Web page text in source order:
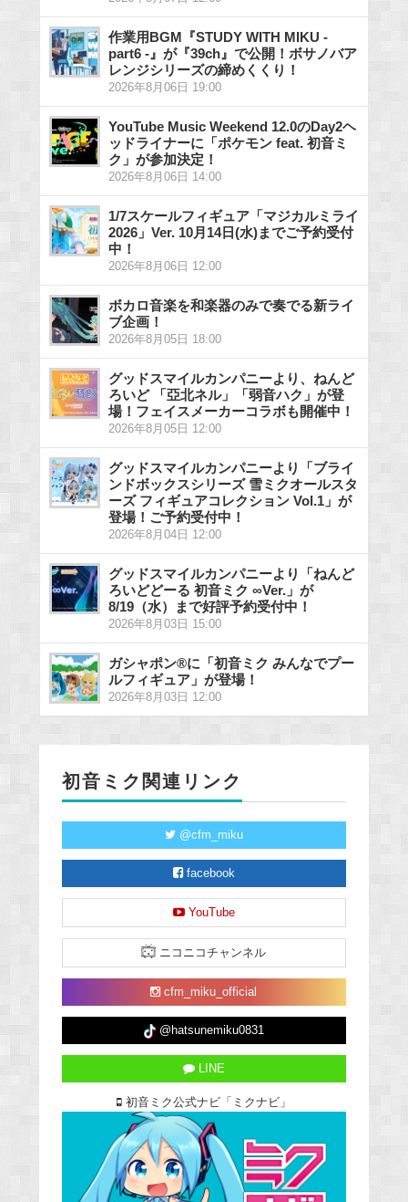
作業用BGM『STUDY WITH MIKU -
part6 -』が『39ch』で公開！ボサノバア
レンジシリーズの締めくくり！
2026年8月06日 19:00
YouTube Music Weekend 12.0のDay2ヘ
ッドライナーに「ポケモン feat. 初音ミ
ク」が参加決定！
2026年8月06日 14:00
1/7スケールフィギュア「マジカルミライ
2026」Ver. 10月14日(水)までご予約受付
中！
2026年8月06日 12:00
ボカロ音楽を和楽器のみで奏でる新ライ
ブ企画！
2026年8月05日 18:00
グッドスマイルカンパニーより、ねんど
ろいど 「亞北ネル」「弱音ハク」が登
場！フェイスメーカーコラボも開催中！
2026年8月05日 12:00
グッドスマイルカンパニーより「ブライ
ンドボックスシリーズ 雪ミクオールスタ
ーズ フィギュアコレクション Vol.1」が
登場！ご予約受付中！
2026年8月04日 12:00
グッドスマイルカンパニーより「ねんど
ろいどどーる 初音ミク ∞Ver.」が
8/19（水）まで好評予約受付中！
2026年8月03日 15:00
ガシャポン®に「初音ミク みんなでプー
ルフィギュア」が登場！
2026年8月03日 12:00
初音ミク関連リンク
@cfm_miku
facebook
YouTube
ニコニコチャンネル
cfm_miku_official
@hatsunemiku0831
LINE
初音ミク公式ナビ「ミクナビ」